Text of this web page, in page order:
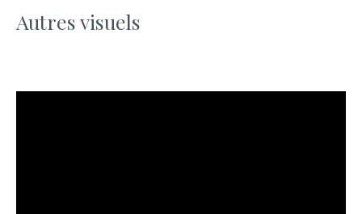
Autres visuels